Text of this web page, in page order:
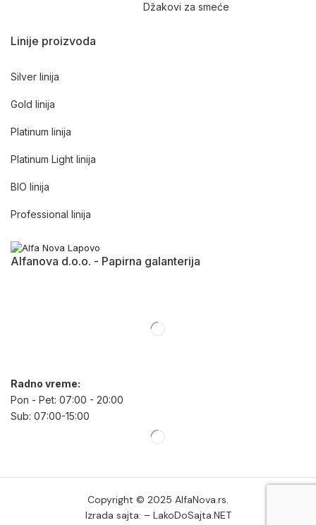
Džakovi za smeće
Linije proizvoda
Silver linija
Gold linija
Platinum linija
Platinum Light linija
BIO linija
Professional linija
Alfanova d.o.o. - Papirna galanterija
Radno vreme:
Pon - Pet: 07:00 - 20:00
Sub: 07:00-15:00
Copyright © 2025 AlfaNova.rs.
Izrada sajta: – LakoDoSajta.NET